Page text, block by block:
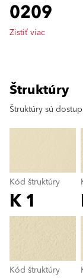
0209
Zistiť viac
Štruktúry
Štruktúry sú
Kód štruktúry
K 1
Kód štruktúry
Kód štruktúry